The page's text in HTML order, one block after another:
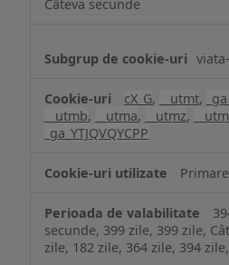
Câteva secunde
cX_G, __utmt,
__utmb, __utma, __utmz,
_ga_YTJQVQYCPP
Primare
secunde, 399 zile, 399 zile,
zile, 182 zile, 364 zile, 394